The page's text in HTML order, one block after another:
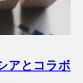
アとコラボ